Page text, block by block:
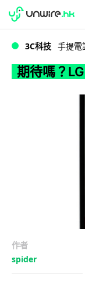
期待
WWDC 2026
3C科技 手提電
期待嗎？
作者
spider